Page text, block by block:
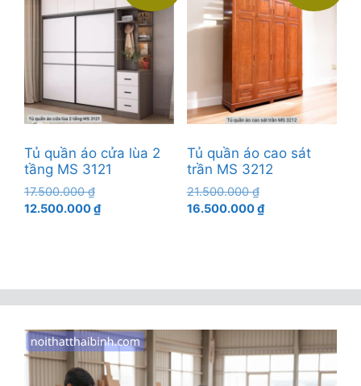
Tủ quần áo cửa lùa 2
tầng MS 3121
17.500.000₫Giá
gốc
12.500.000₫Giá
Tủ quần áo cao sát
trần MS 3212
21.500.000₫Giá
gốc
16.500.000₫Giá